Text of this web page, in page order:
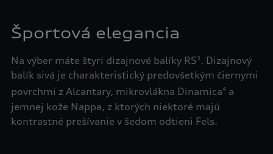
Športová elegancia
Na výber máte štyri dizajnové balíky RS3. Dizajnový
balík sivá je charakteristický predovšetkým čiernymi
povrchmi z Alcantary, mikrovlákna Dinamica4a
jemnej kože Nappa, z ktorých niektoré majú
kontrastné prešívanie v šedom odtieni Fels.